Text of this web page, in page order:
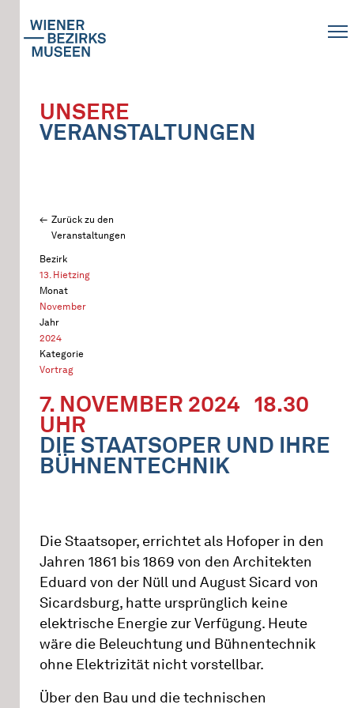
UNSERE
VERANSTALTUNGEN
Zurück zu den
Veranstaltungen
Bezirk
13. Hietzing
Monat
November
Jahr
2024
Kategorie
Vortrag
7. NOVEMBER 2024 18.30
UHR
DIE STAATSOPER UND IHRE
BÜHNENTECHNIK
Die Staatsoper, errichtet als Hofoper in den
Jahren 1861 bis 1869 von den Architekten
Eduard von der Nüll und August Sicard von
Sicardsburg, hatte ursprünglich keine
elektrische Energie zur Verfügung. Heute
wäre die Beleuchtung und Bühnentechnik
ohne Elektrizität nicht vorstellbar.
Über den Bau und die technischen